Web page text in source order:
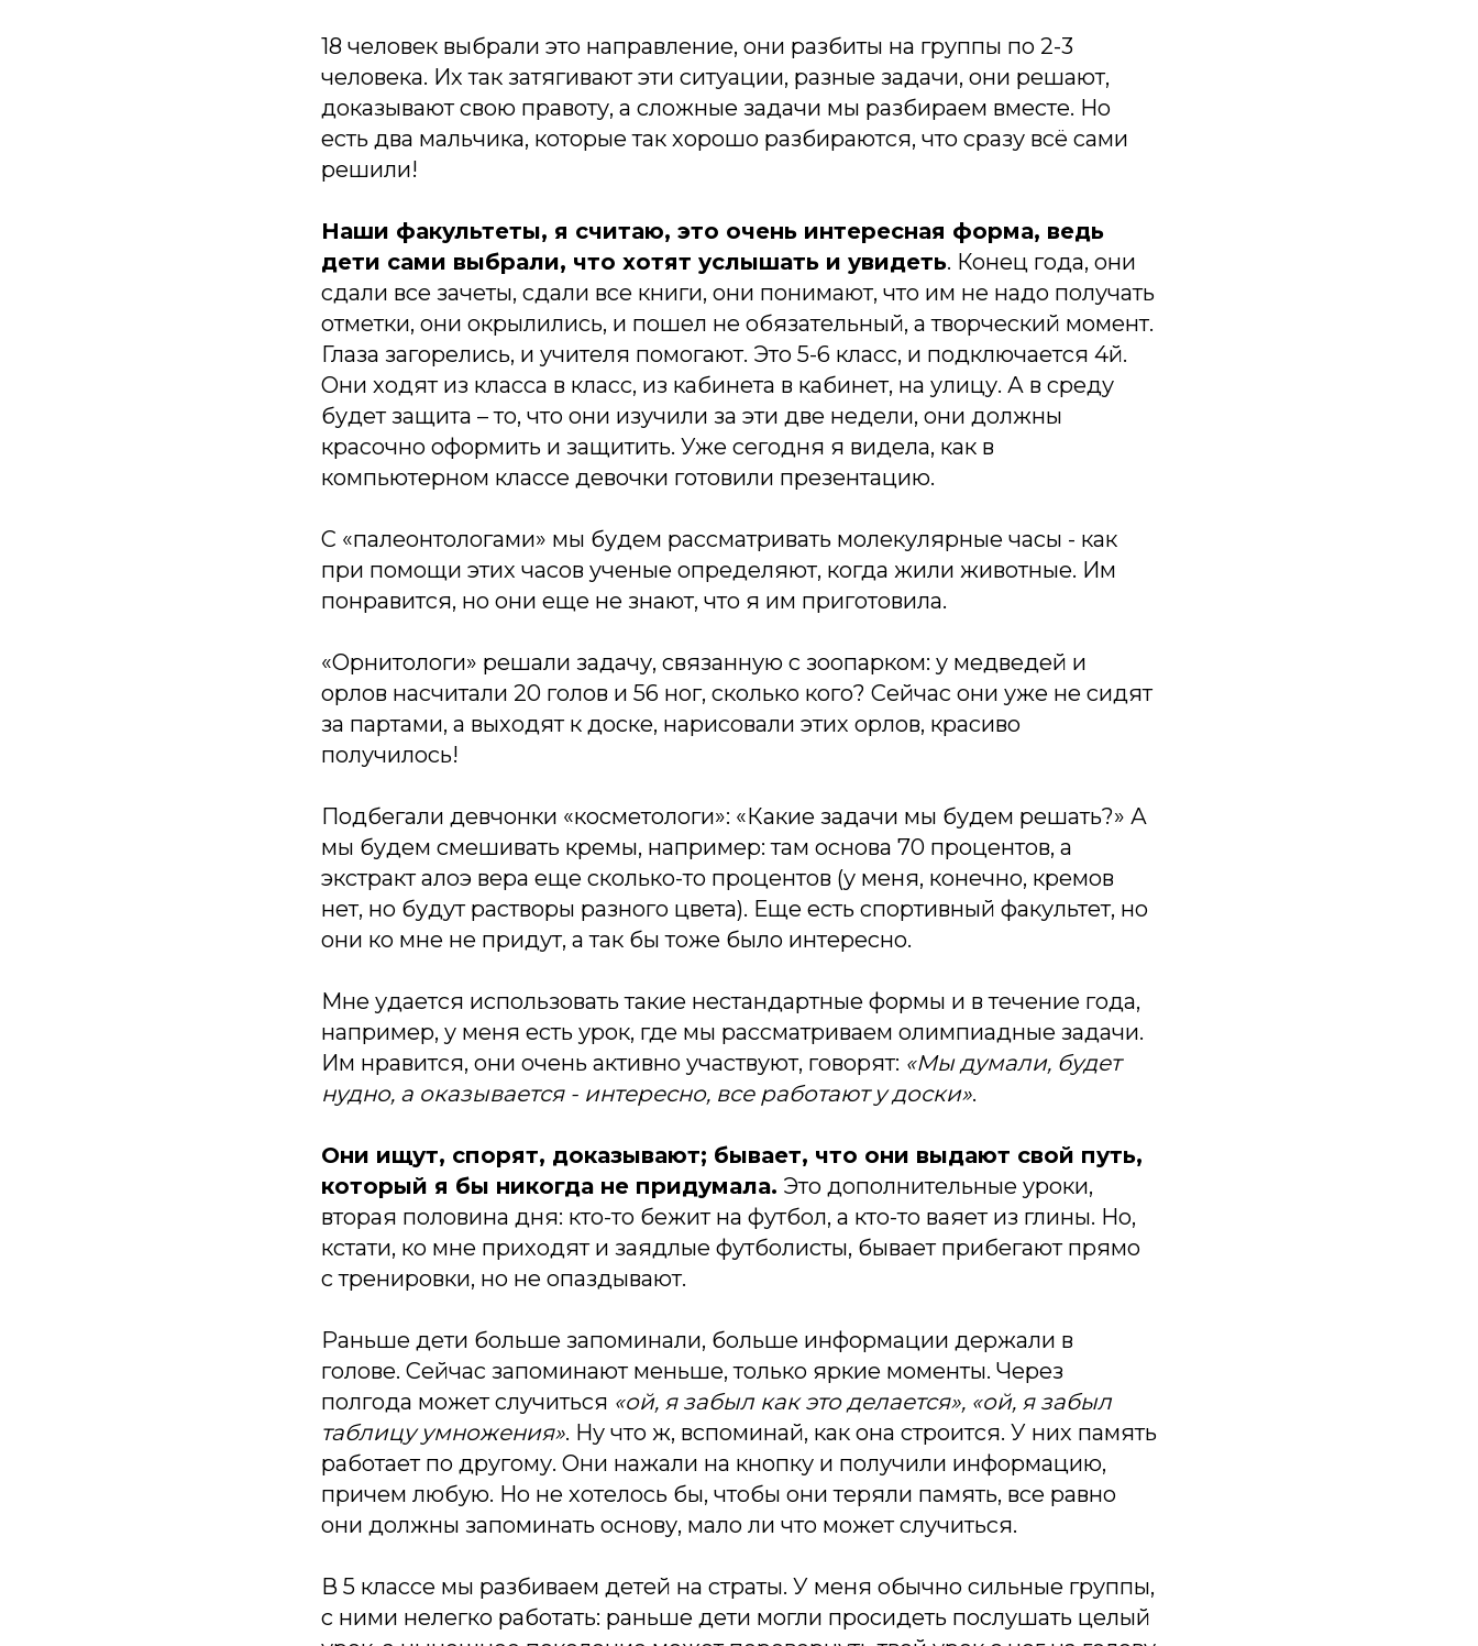
18 человек выбрали это направление, они разбиты на группы по 2-3
человека. Их так затягивают эти ситуации, разные задачи, они решают,
доказывают свою правоту, а сложные задачи мы разбираем вместе. Но
есть два мальчика, которые так хорошо разбираются, что сразу всё сами
решили!
Наши факультеты, я считаю, это очень интересная форма, ведь
дети сами выбрали, что хотят услышать и увидеть. Конец года, они
сдали все зачеты, сдали все книги, они понимают, что им не надо получать
отметки, они окрылились, и пошел не обязательный, а творческий момент.
Глаза загорелись, и учителя помогают. Это 5-6 класс, и подключается 4й.
Они ходят из класса в класс, из кабинета в кабинет, на улицу. А в среду
будет защита – то, что они изучили за эти две недели, они должны
красочно оформить и защитить. Уже сегодня я видела, как в
компьютерном классе девочки готовили презентацию.
С «палеонтологами» мы будем рассматривать молекулярные часы - как
при помощи этих часов ученые определяют, когда жили животные. Им
понравится, но они еще не знают, что я им приготовила.
«Орнитологи» решали задачу, связанную с зоопарком: у медведей и
орлов насчитали 20 голов и 56 ног, сколько кого? Сейчас они уже не сидят
за партами, а выходят к доске, нарисовали этих орлов, красиво
получилось!
Подбегали девчонки «косметологи»: «Какие задачи мы будем решать?» А
мы будем смешивать кремы, например: там основа 70 процентов, а
экстракт алоэ вера еще сколько-то процентов (у меня, конечно, кремов
нет, но будут растворы разного цвета). Еще есть спортивный факультет, но
они ко мне не придут, а так бы тоже было интересно.
Мне удается использовать такие нестандартные формы и в течение года,
например, у меня есть урок, где мы рассматриваем олимпиадные задачи.
Им нравится, они очень активно участвуют, говорят: «Мы думали, будет
нудно, а оказывается - интересно, все работают у доски».
Они ищут, спорят, доказывают; бывает, что они выдают свой путь,
который я бы никогда не придумала. Это дополнительные уроки,
вторая половина дня: кто-то бежит на футбол, а кто-то ваяет из глины. Но,
кстати, ко мне приходят и заядлые футболисты, бывает прибегают прямо
с тренировки, но не опаздывают.
Раньше дети больше запоминали, больше информации держали в
голове. Сейчас запоминают меньше, только яркие моменты. Через
полгода может случиться «ой, я забыл как это делается», «ой, я забыл
таблицу умножения». Ну что ж, вспоминай, как она строится. У них память
работает по другому. Они нажали на кнопку и получили информацию,
причем любую. Но не хотелось бы, чтобы они теряли память, все равно
они должны запоминать основу, мало ли что может случиться.
В 5 классе мы разбиваем детей на страты. У меня обычно сильные группы,
с ними нелегко работать: раньше дети могли просидеть послушать целый